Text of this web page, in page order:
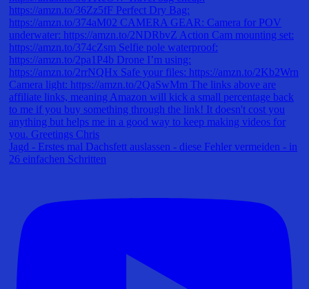
Jagd - Erstes mal Dachsfett auslassen - diese Fehler vermeiden - in
26 einfachen Schritten